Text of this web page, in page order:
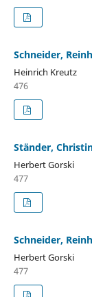
Schneider,
Heinrich Kreutz
476
Ständer,
Herbert Gorski
477
Schneider,
Herbert Gorski
477